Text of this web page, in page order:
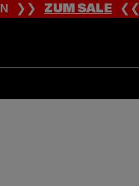
❯❯ZUM SALE❮❮